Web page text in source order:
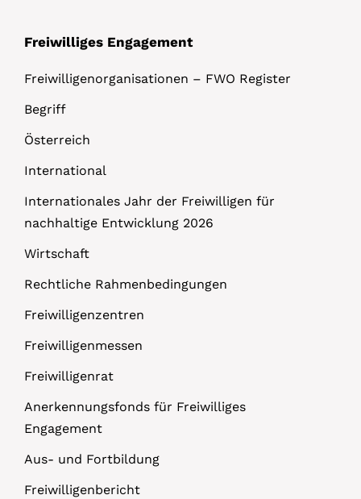
Freiwilliges Engagement
Freiwilligenorganisationen – FWO Register
Begriff
Österreich
International
Internationales Jahr der Freiwilligen für
nachhaltige Entwicklung 2026
Wirtschaft
Rechtliche Rahmenbedingungen
Freiwilligenzentren
Freiwilligenmessen
Freiwilligenrat
Anerkennungsfonds für Freiwilliges
Engagement
Aus- und Fortbildung
Freiwilligenbericht